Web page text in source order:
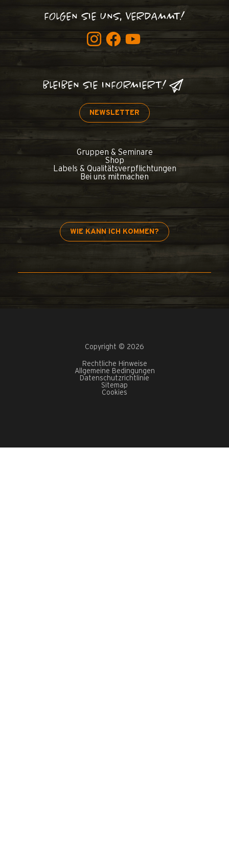
FOLGEN SIE UNS, VERDAMMT!
BLEIBEN SIE INFORMIERT!
NEWSLETTER
Gruppen & Seminare
Shop
Labels & Qualitätsverpflichtungen
Bei uns mitmachen
WIE KANN ICH KOMMEN?
Copyright © 2026
Rechtliche Hinweise
Allgemeine Bedingungen
Datenschutzrichtlinie
Sitemap
Cookies